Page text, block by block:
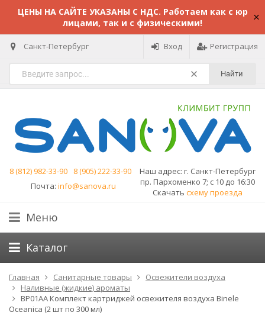
ЦЕНЫ НА САЙТЕ УКАЗАНЫ С НДС. Работаем как с юр
лицами, так и с физическими!
Санкт-Петербург Вход Регистрация
Найти
8 (812) 982-33-90
8 (905) 222-33-90
Почта: info@sanova.ru
Наш адрес: г. Санкт-Петербург
пр. Пархоменко 7; с 10 до 16:30
Скачать схему проезда
Меню
Каталог
Главная Санитарные товары
Освежители воздуха
Наливные (жидкие) ароматы
BP01AA Комплект картриджей освежителя воздуха Binele
Oceanica (2 шт по 300 мл)